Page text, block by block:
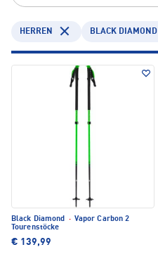
HERREN BLACK DIAMOND
Black Diamond · Vapor Carbon 2
Tourenstöcke
€ 139,99